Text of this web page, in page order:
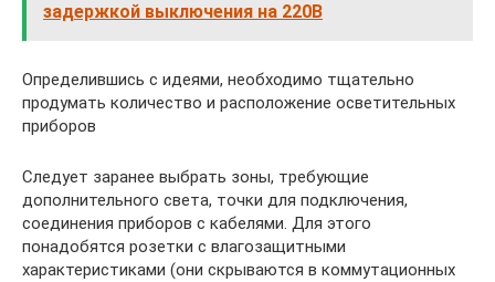
задержкой выключения на 220В
Определившись с идеями, необходимо тщательно
продумать количество и расположение осветительных
приборов
Следует заранее выбрать зоны, требующие
дополнительного света, точки для подключения,
соединения приборов с кабелями. Для этого
понадобятся розетки с влагозащитными
характеристиками (они скрываются в коммутационных